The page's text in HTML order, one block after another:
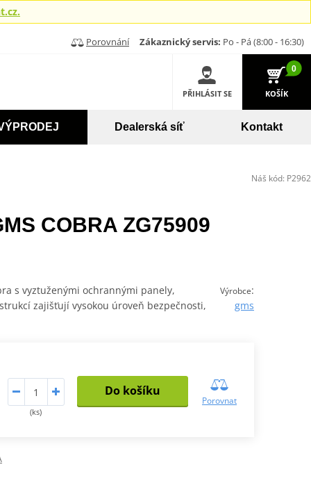
Porovnání Zákaznický servis: Po - Pá (8:00 - 16:30)
PŘIHLÁSIT SE
0
KOŠÍK
Dealerská síť Kontakt
COBRA ZG75909
Výrobce:
gms
s vyztuženými ochrannými panely,
zajišťují vysokou úroveň bezpečnosti,
(ks)
Do košíku
Porovnat
Náš kód: P2962